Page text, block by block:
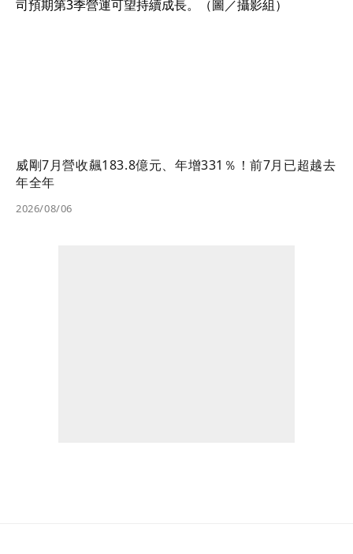
威剛7月營收飆183.8億元、年增331％！前7月已超越去
年全年
2026/08/06